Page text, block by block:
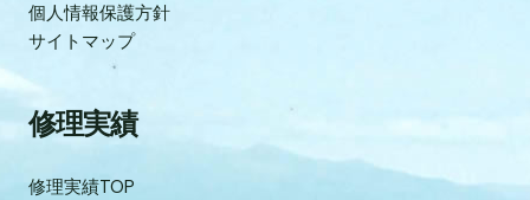
個人情報保護方針
サイトマップ
修理実績
修理実績TOP